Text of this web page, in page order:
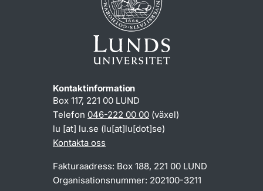
Kontaktinformation
Box 117, 221 00 LUND
Telefon 046-222 00 00 (växel)
lu [at] lu.se (lu[at]lu[dot]se)
Kontakta oss
Fakturaadress: Box 188, 221 00 LUND
Organisationsnummer: 202100-3211